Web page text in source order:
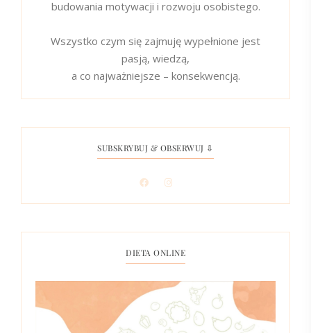
budowania motywacji i rozwoju osobistego.
Wszystko czym się zajmuję wypełnione jest
pasją, wiedzą,
a co najważniejsze – konsekwencją.
SUBSKRYBUJ & OBSERWUJ ⇩
DIETA ONLINE